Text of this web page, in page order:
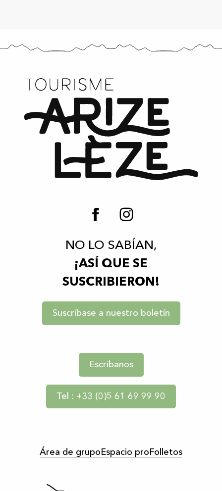
NO LO SABÍAN,
¡ASÍ QUE SE
SUSCRIBIERON!
Suscríbase a nuestro boletín
Escríbanos
Tel : +33 (0)5 61 69 99 90
Área de grupo Espacio pro Folletos